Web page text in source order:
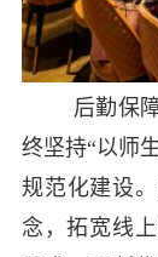
后勤保
终坚持“以师
规范化建设
念，拓宽线